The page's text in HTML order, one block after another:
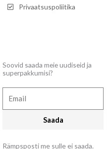
Privaatsuspoliitika
Soovid saada meie uudiseid ja
superpakkumisi?
Saada
Rämpsposti me sulle ei saada.